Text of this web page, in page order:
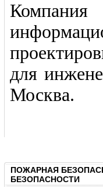
для
Москва.
ПОЖАРНАЯ
БЕЗОПАСНОСТИ